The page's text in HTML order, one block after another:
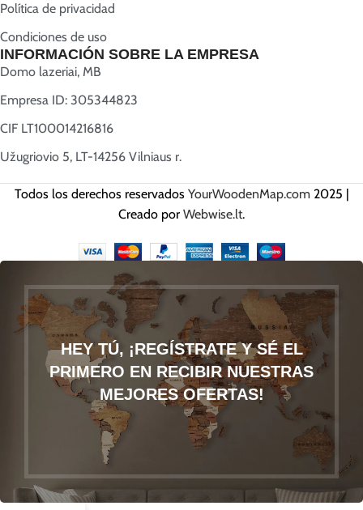
Política de privacidad
Condiciones de uso
INFORMACIÓN SOBRE LA EMPRESA
Domo lazeriai, MB
Empresa ID: 305344823
CIF LT100014216816
Užugriovio 5, LT-14256 Vilniaus r.
Todos los derechos reservados YourWoodenMap.com 2025 |
Creado por Webwise.lt.
HEY TÚ, ¡REGÍSTRATE Y SÉ EL
PRIMERO EN RECIBIR NUESTRAS
MEJORES OFERTAS!